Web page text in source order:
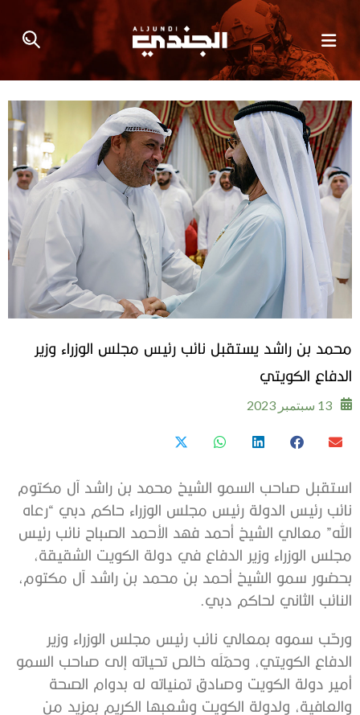
محمد بن راشد يستقبل نائب رئيس مجلس الوزراء وزير
الدفاع الكويتي
13 سبتمبر 2023
استقبل صاحب السمو الشيخ محمد بن راشد آل مكتوم
نائب رئيس الدولة رئيس مجلس الوزراء حاكم دبي “رعاه
الله” معالي الشيخ أحمد فهد الأحمد الصباح نائب رئيس
مجلس الوزراء وزير الدفاع في دولة الكويت الشقيقة،
بحضور سمو الشيخ أحمد بن محمد بن راشد آل مكتوم،
النائب الثاني لحاكم دبي.
ورحّب سموه بمعالي نائب رئيس مجلس الوزراء وزير
الدفاع الكويتي، وحمّلَه خالص تحياته إلى صاحب السمو
أمير دولة الكويت وصادق تمنياته له بدوام الصحة
والعافية، ولدولة الكويت وشعبها الكريم بمزيد من